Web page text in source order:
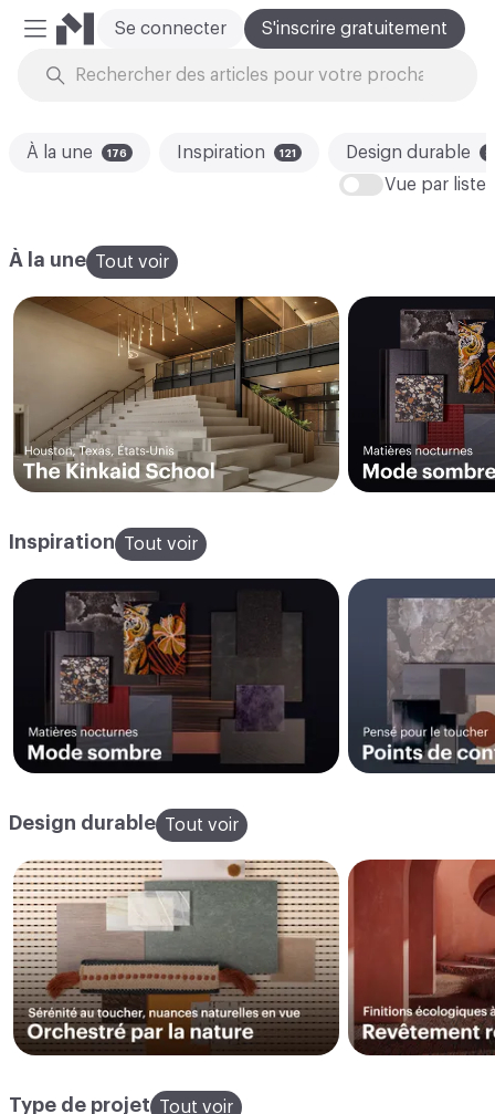
Menu mobile
S'inscrire gratuitement
Se connecter
À la une
176 Inspiration 121 Design durable 8
Vue par liste
À la une Tout voir
Inspiration Tout voir
Design durable Tout voir
Type de projet Tout voir